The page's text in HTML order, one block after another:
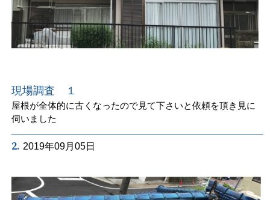
現場調査 １
屋根が全体的に古くなったので見て下さいと依頼を頂き見に
伺いました
2. 2019年09月05日